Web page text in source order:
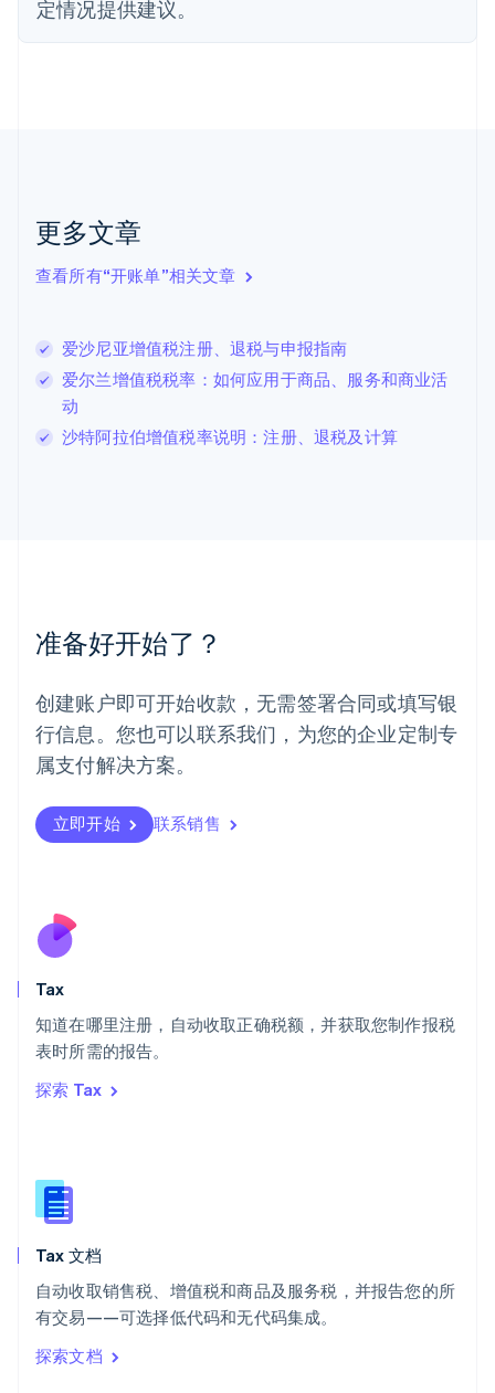
定情况提供建议。
更多文章
查看所有“开账单”相关文章
爱沙尼亚增值税注册、退税与申报指南
爱尔兰增值税税率：如何应用于商品、服务和商业活
动
沙特阿拉伯增值税率说明：注册、退税及计算
准备好开始了？
创建账户即可开始收款，无需签署合同或填写银
行信息。您也可以联系我们，为您的企业定制专
属支付解决方案。
立即开始 联系销售
Tax
知道在哪里注册，自动收取正确税额，并获取您制作报税
表时所需的报告。
探索 Tax
Tax 文档
自动收取销售税、增值税和商品及服务税，并报告您的所
有交易——可选择低代码和无代码集成。
探索文档
FrançaisEnglish
芬兰
克罗地亚
EnglishItaliano
拉脱维亚
English
列支敦士登
DeutschEnglish
卢森堡
Français
罗马尼亚
墨西哥
EspañolEnglish
English
葡萄牙
PortuguêsEnglish
日本
瑞典
Svenska English
瑞士
English
斯洛伐克
泰国
ไทยEnglish
English
English
新西兰
匈牙利
意大利
ItalianoEnglish
印度
English